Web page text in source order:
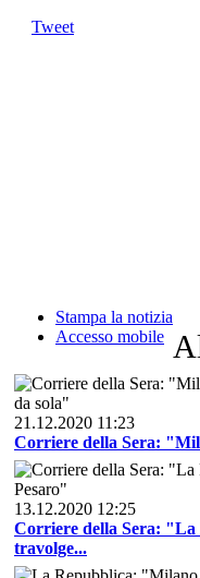
Tweet
Stampa la notizia
Accesso mobile
21.12.2020 11:23
Corriere della Sera:
13.12.2020 12:25
Corriere della Sera:
travolge...